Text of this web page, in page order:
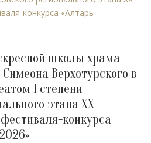
школы храма
Верхотурского в
I степени
этапа XX
конкурса